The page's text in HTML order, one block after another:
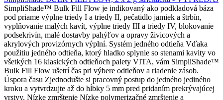
SimpliShade™ Bulk Fill Flow je indikovaný ako podkladová báza
pod priame výplne triedy I a triedy II, pečatidlo jamiek a štrbín,
vyplňovanie malých kavít, výplne triedy III a triedy IV, blokovanie
podsekrivín, malé dostavby pahýľov a opravy živicových a
akrylových provizórnych výplní. Systém jedného odtieňa Vďaka
použitiu jedného odtieňa, ktorý hladko splynie so stenami kavity vo
všetkých 16 klasických odtieňoch palety VITA, vám SimpliShade™
Bulk Fill Flow ušetrí čas pri výbere odtieňov a riadenie zásob.
Úspora času Zjednodušte si pracovný postup do jedného jediného
kroku a vytvrdzujte až do hĺbky 5 mm pred pridaním prekrývajúcej
vrstvy. Nízke zmrštenie Nízke polymerizačné zmrštenie a